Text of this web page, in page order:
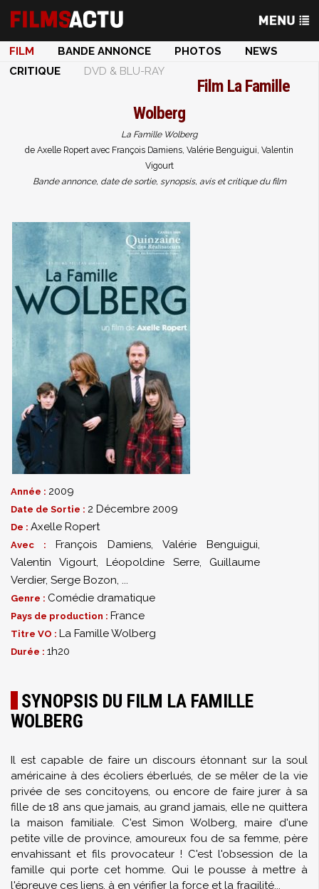
FILM BANDE ANNONCE PHOTOS
NEWS
CRITIQUE
DVD & BLU-RAY
Film La Famille
Wolberg
La Famille Wolberg
de Axelle Ropert avec François Damiens, Valérie Benguigui, Valentin
Vigourt
Bande annonce, date de sortie, synopsis, avis et critique du film
Année : 2009
Date de Sortie : 2 Décembre 2009
De : Axelle Ropert
Avec : François Damiens, Valérie Benguigui,
Valentin Vigourt, Léopoldine Serre, Guillaume
Verdier, Serge Bozon, ...
Genre : Comédie dramatique
Pays de production : France
Titre VO : La Famille Wolberg
Durée : 1h20
SYNOPSIS DU FILM LA FAMILLE
WOLBERG
Il est capable de faire un discours étonnant sur la soul
américaine à des écoliers éberlués, de se mêler de la vie
privée de ses concitoyens, ou encore de faire jurer à sa
fille de 18 ans que jamais, au grand jamais, elle ne quittera
la maison familiale. C'est Simon Wolberg, maire d'une
petite ville de province, amoureux fou de sa femme, père
envahissant et fils provocateur ! C'est l'obsession de la
famille qui porte cet homme. Qui le pousse à mettre à
l'épreuve ces liens, à en vérifier la force et la fragilité...